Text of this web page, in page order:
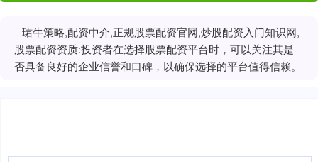
珺牛策略,配资中介,正规股票配资官网,炒股配资入门知识网,
股票配资资质:投资者在选择股票配资平台时，可以关注其是
否具备良好的企业信誉和口碑，以确保选择的平台值得信赖。